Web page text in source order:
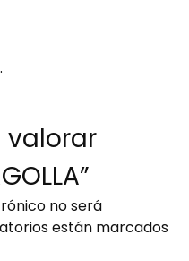
valorar
no será
están marcados